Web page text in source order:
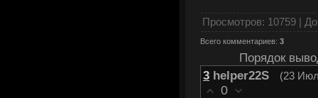
Просмотров: 10759 |
Всего комментариев: 3
Порядок
3 helper22S (23
0